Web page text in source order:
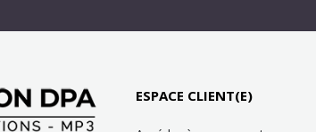
ESPACE CLIENT(E)